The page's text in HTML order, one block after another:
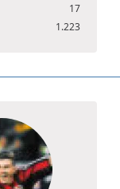
17
1.223